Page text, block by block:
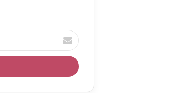
أدخل
بريدك
الإلكتروني